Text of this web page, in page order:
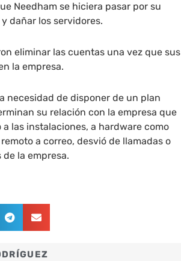
Needham se hiciera pasar por su
y dañar los servidores.
eliminar las cuentas una vez que sus
la empresa.
necesidad de disponer de un plan
su relación con la empresa que
las instalaciones, a hardware como
a correo, desvió de llamadas o
la empresa.